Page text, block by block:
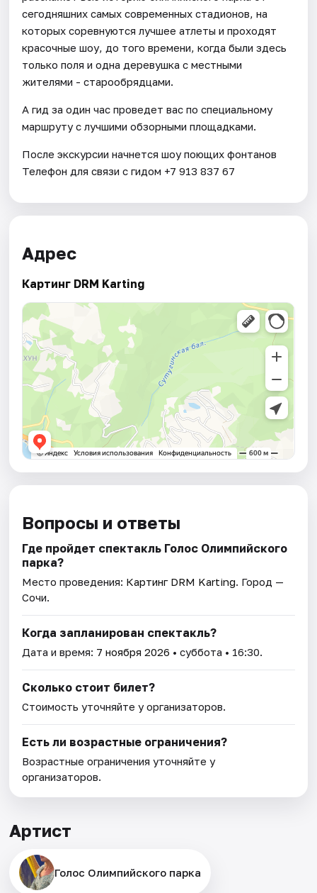
сегодняшних самых современных стадионов, на
которых соревнуются лучшее атлеты и проходят
красочные шоу, до того времени, когда были здесь
только поля и одна деревушка с местными
жителями - старообрядцами.
А гид за один час проведет вас по специальному
маршруту с лучшими обзорными площадками.
После экскурсии начнется шоу поющих фонтанов
Телефон для связи с гидом +7 913 837 67
Адрес
Картинг DRM Karting
Вопросы и ответы
Где пройдет спектакль Голос Олимпийского
парка?
Место проведения: Картинг DRM Karting. Город —
Сочи.
Когда запланирован спектакль?
Дата и время: 7 ноября 2026 • суббота • 16:30.
Сколько стоит билет?
Стоимость уточняйте у организаторов.
Есть ли возрастные ограничения?
Возрастные ограничения уточняйте у
организаторов.
Артист
Голос Олимпийского парка